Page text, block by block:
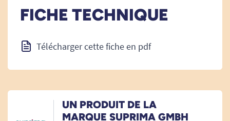
FICHE TECHNIQUE
Télécharger cette fiche en pdf
UN PRODUIT DE LA
MARQUE SUPRIMA GMBH